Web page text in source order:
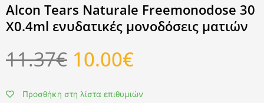
Alcon Tears Naturale Freemonodose 30
X0.4ml ενυδατικές μονοδόσεις ματιών
11.37€ Original
price
was:
11.37€.
10.00€Η
τιμή
είναι:
Προσθήκη στη λίστα επιθυμιών